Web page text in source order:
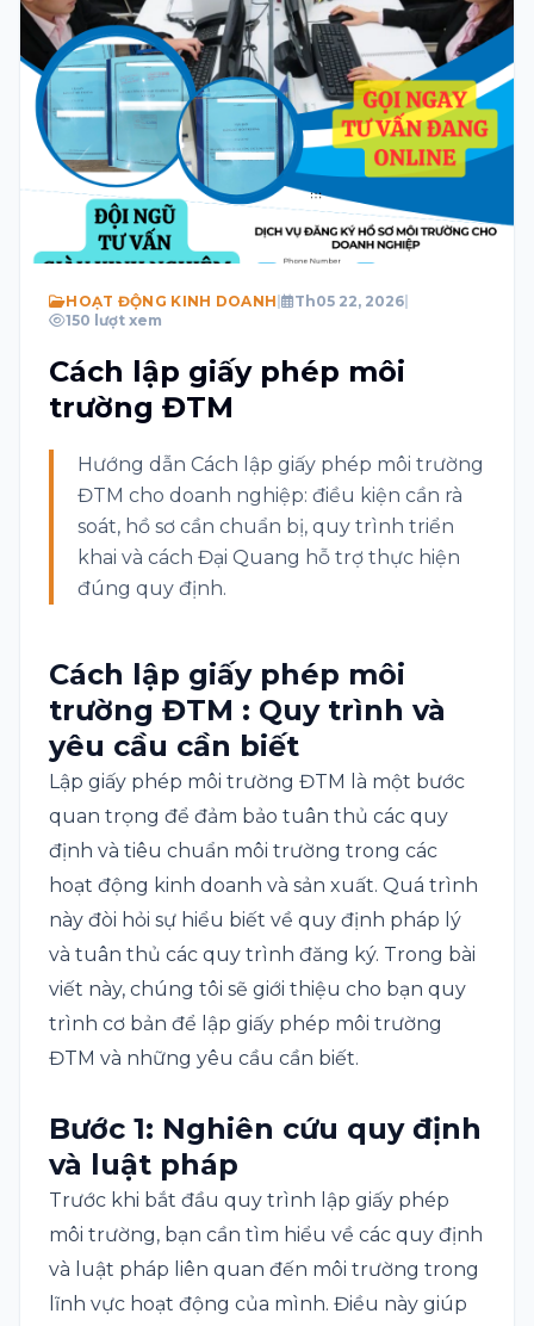
HOẠT ĐỘNG KINH DOANH | Th05 22, 2026
150 lượt xem
Cách lập giấy phép môi
trường ĐTM
Hướng dẫn Cách lập giấy phép môi trường
ĐTM cho doanh nghiệp: điều kiện cần rà
soát, hồ sơ cần chuẩn bị, quy trình triển
khai và cách Đại Quang hỗ trợ thực hiện
đúng quy định.
Cách lập giấy phép môi
trường ĐTM : Quy trình và
yêu cầu cần biết
Lập giấy phép môi trường ĐTM là một bước
quan trọng để đảm bảo tuân thủ các quy
định và tiêu chuẩn môi trường trong các
hoạt động kinh doanh và sản xuất. Quá trình
này đòi hỏi sự hiểu biết về quy định pháp lý
và tuân thủ các quy trình đăng ký. Trong bài
viết này, chúng tôi sẽ giới thiệu cho bạn quy
trình cơ bản để lập giấy phép môi trường
ĐTM và những yêu cầu cần biết.
Bước 1: Nghiên cứu quy định
và luật pháp
Trước khi bắt đầu quy trình lập giấy phép
môi trường, bạn cần tìm hiểu về các quy định
và luật pháp liên quan đến môi trường trong
lĩnh vực hoạt động của mình. Điều này giúp
Chủ đề
Tin nhắn
Tôi đồng ý với Điều khoản và Chính sách quyền
riêng tư